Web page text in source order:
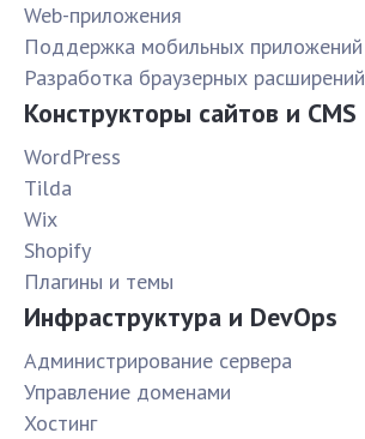
Web-приложения
Поддержка мобильных приложений
Разработка браузерных расширений
Конструкторы сайтов и CMS
WordPress
Tilda
Wix
Shopify
Плагины и темы
Инфраструктура и DevOps
Администрирование сервера
Управление доменами
Хостинг